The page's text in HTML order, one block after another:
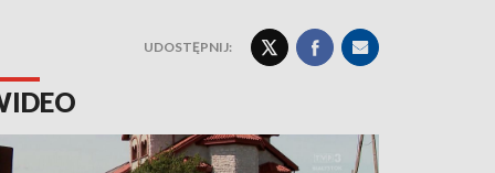
UDOSTĘPNIJ: